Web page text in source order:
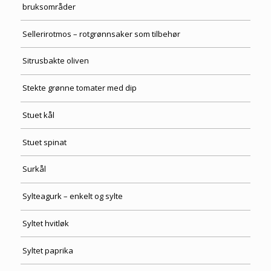
bruksområder
Sellerirotmos – rotgrønnsaker som tilbehør
Sitrusbakte oliven
Stekte grønne tomater med dip
Stuet kål
Stuet spinat
Surkål
Sylteagurk – enkelt og sylte
Syltet hvitløk
Syltet paprika